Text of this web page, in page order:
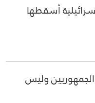
أسقطها
وليس